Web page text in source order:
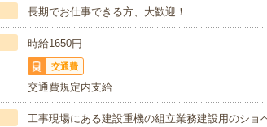
長期でお仕事できる方、大歓迎！
時給1650円
交通費
交通費規定内支給
工事現場にある建設重機の組立業務建設用のショ